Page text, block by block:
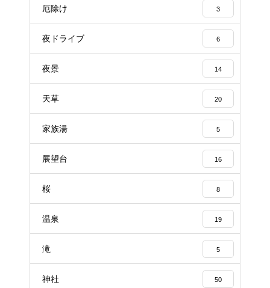
厄除け 3
夜ドライブ 6
夜景 14
天草 20
家族湯 5
展望台 16
桜 8
温泉 19
滝 5
神社 50